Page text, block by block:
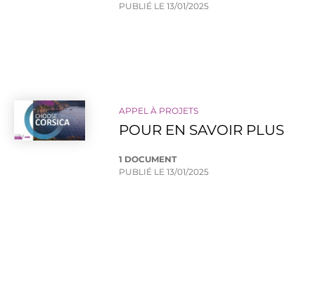
PUBLIÉ LE 13/01/2025
APPEL À PROJETS
POUR EN SAVOIR PLUS
1 DOCUMENT
PUBLIÉ LE 13/01/2025